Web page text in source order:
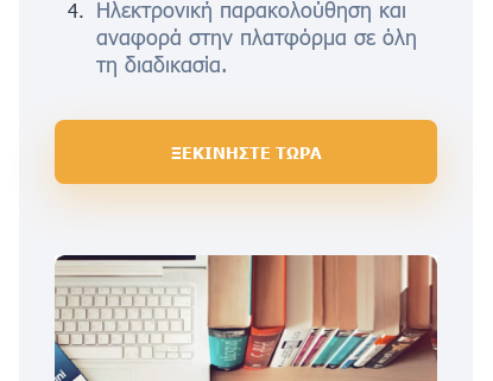
Ηλεκτρονική παρακολούθηση και
αναφορά στην πλατφόρμα σε όλη
τη διαδικασία.
ΞΕΚΙΝΗΣΤΕ ΤΩΡΑ